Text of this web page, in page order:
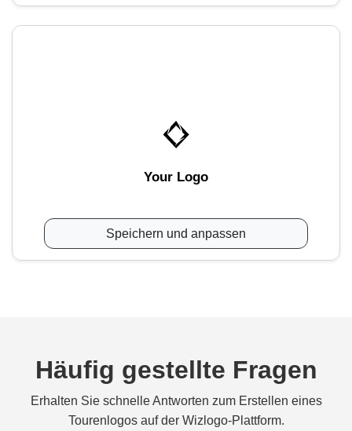
Your Logo
Speichern und anpassen
Häufig gestellte Fragen
Erhalten Sie schnelle Antworten zum Erstellen eines
Tourenlogos auf der Wizlogo-Plattform.